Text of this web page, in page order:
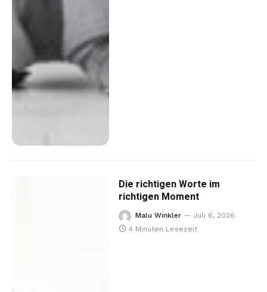
Die richtigen Worte im
richtigen Moment
Malu Winkler
Juli 6, 2026
4 Minuten Lesezeit